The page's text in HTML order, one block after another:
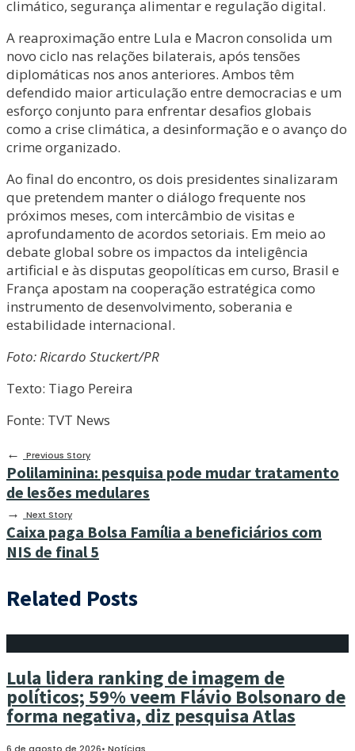
climático, segurança alimentar e regulação digital.
A reaproximação entre Lula e Macron consolida um
novo ciclo nas relações bilaterais, após tensões
diplomáticas nos anos anteriores. Ambos têm
defendido maior articulação entre democracias e um
esforço conjunto para enfrentar desafios globais
como a crise climática, a desinformação e o avanço do
crime organizado.
Ao final do encontro, os dois presidentes sinalizaram
que pretendem manter o diálogo frequente nos
próximos meses, com intercâmbio de visitas e
aprofundamento de acordos setoriais. Em meio ao
debate global sobre os impactos da inteligência
artificial e às disputas geopolíticas em curso, Brasil e
França apostam na cooperação estratégica como
instrumento de desenvolvimento, soberania e
estabilidade internacional.
Foto: Ricardo Stuckert/PR
Texto: Tiago Pereira
Fonte: TVT News
←
Previous Story
Polilaminina: pesquisa pode mudar tratamento
de lesões medulares
→ Next Story
Caixa paga Bolsa Família a beneficiários com
NIS de final 5
Related Posts
Lula lidera ranking de imagem de
políticos; 59% veem Flávio Bolsonaro de
forma negativa, diz pesquisa Atlas